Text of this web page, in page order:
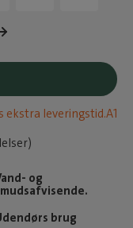
ekstra leveringstid.A1
og
brug